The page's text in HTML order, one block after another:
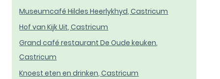
Museumcafé Hildes Heerlykhyd, Castricum
Hof van Kijk Uit, Castricum
Grand café restaurant De Oude keuken,
Castricum
Knoest eten en drinken, Castricum